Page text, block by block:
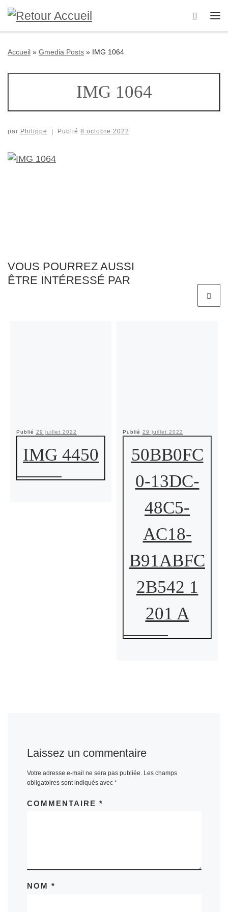
Passer au contenu
Search
Accueil » Gmedia Posts » IMG 1064
IMG 1064
par Philippe Publié 8 octobre 2022
VOUS POURREZ AUSSI
ÊTRE INTÉRESSÉ PAR
Publié 29 juillet 2022
IMG 4450
Publié 29 juillet 2022
50BB0FC
0-13DC-
48C5-
AC18-
B91ABFC
2B542 1
201 A
Laissez un commentaire
Votre adresse e-mail ne sera pas publiée. Les champs
obligatoires sont indiqués avec *
COMMENTAIRE *
NOM *